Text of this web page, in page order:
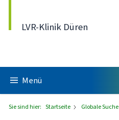
LVR-Klinik Düren
Menü
Sie sind hier: Startseite Globale Suche